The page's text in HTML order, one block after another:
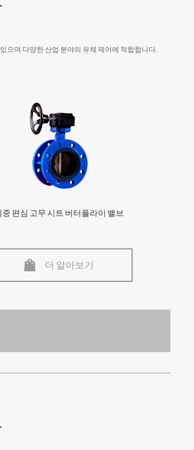
으며 다양한 산업 분야의 유체 제어에 적합합니다.
중 편심 고무 시트 버터플라이 밸브
더 알아보기